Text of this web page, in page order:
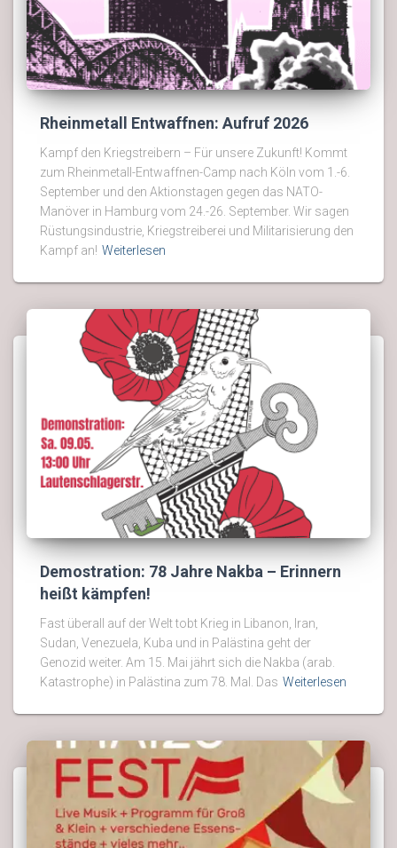
Rheinmetall Entwaffnen: Aufruf 2026
Kampf den Kriegstreibern – Für unsere Zukunft! Kommt
zum Rheinmetall-Entwaffnen-Camp nach Köln vom 1.-6.
September und den Aktionstagen gegen das NATO-
Manöver in Hamburg vom 24.-26. September. Wir sagen
Rüstungsindustrie, Kriegstreiberei und Militarisierung den
Kampf an! Weiterlesen
Demostration: 78 Jahre Nakba – Erinnern
heißt kämpfen!
Fast überall auf der Welt tobt Krieg in Libanon, Iran,
Sudan, Venezuela, Kuba und in Palästina geht der
Genozid weiter. Am 15. Mai jährt sich die Nakba (arab.
Katastrophe) in Palästina zum 78. Mal. Das Weiterlesen